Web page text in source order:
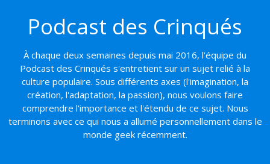
contenu
Podcast des Crinqués
À chaque deux semaines depuis mai 2016, l'équipe du
Podcast des Crinqués s'entretient sur un sujet relié à la
culture populaire. Sous différents axes (l'imagination, la
création, l'adaptation, la passion), nous voulons faire
comprendre l'importance et l'étendu de ce sujet. Nous
terminons avec ce qui nous a allumé personnellement dans le
monde geek récemment.